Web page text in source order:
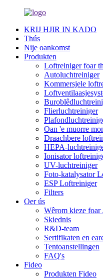
KRIJ HJIR IN KADO
Thús
Nije oankomst
Produkten
Loftreiniger foar
Autoluchtreiniger
Kommersjele
Flierluchtreiniger
Oan 'e muorre
Draachbere
HEPA-
Ionisator
UV-luchtreiniger
Foto-katalysator
ESP Loftreiniger
Filters
Oer ús
Wêrom kieze
Skiednis
R&D-team
Sertifikaten en
Tentoanstellingen
FAQ's
Fideo
Produkten Fideo